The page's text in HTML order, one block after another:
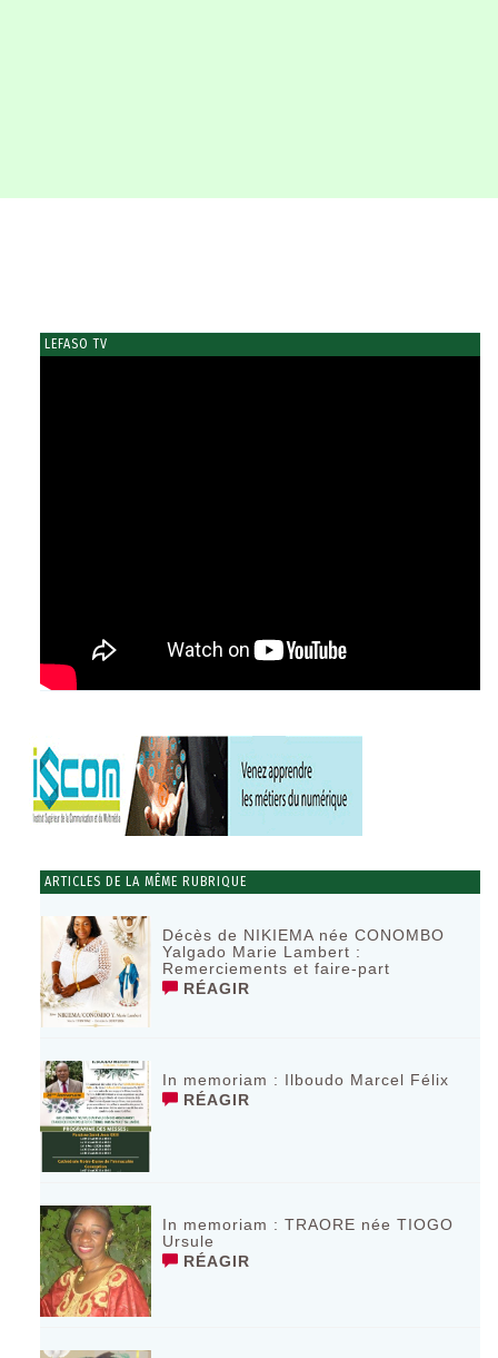
LEFASO TV
ARTICLES DE LA MÊME RUBRIQUE
Décès de NIKIEMA née CONOMBO
Yalgado Marie Lambert :
Remerciements et faire-part
RÉAGIR
In memoriam : Ilboudo Marcel Félix
RÉAGIR
In memoriam : TRAORE née TIOGO
Ursule
RÉAGIR